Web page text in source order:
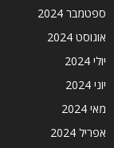
ספטמבר 2024
אוגוסט 2024
יולי 2024
יוני 2024
מאי 2024
אפריל 2024